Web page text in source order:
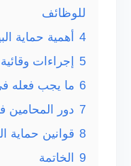
للوظائف
4
أهمية حماية
5
إجراءات
6 ما يجب فعله
7 دور المحامين
8 قوانين حماية
9
الخاتمة